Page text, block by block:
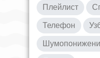
Плейлист
Телефон